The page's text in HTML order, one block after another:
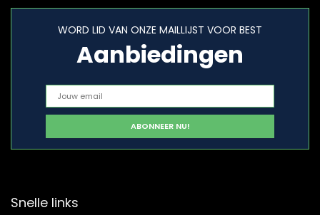
WORD LID VAN ONZE MAILLIJST VOOR BEST
Aanbiedingen
Snelle links